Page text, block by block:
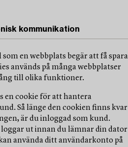
kommunikation
en webbplats begär att få spara
används på många webbplatser
till olika funktioner.
en cookie för att hantera
Så länge den cookien finns kvar
är du inloggad som kund.
ut innan du lämnar din dator
använda ditt användarkonto på